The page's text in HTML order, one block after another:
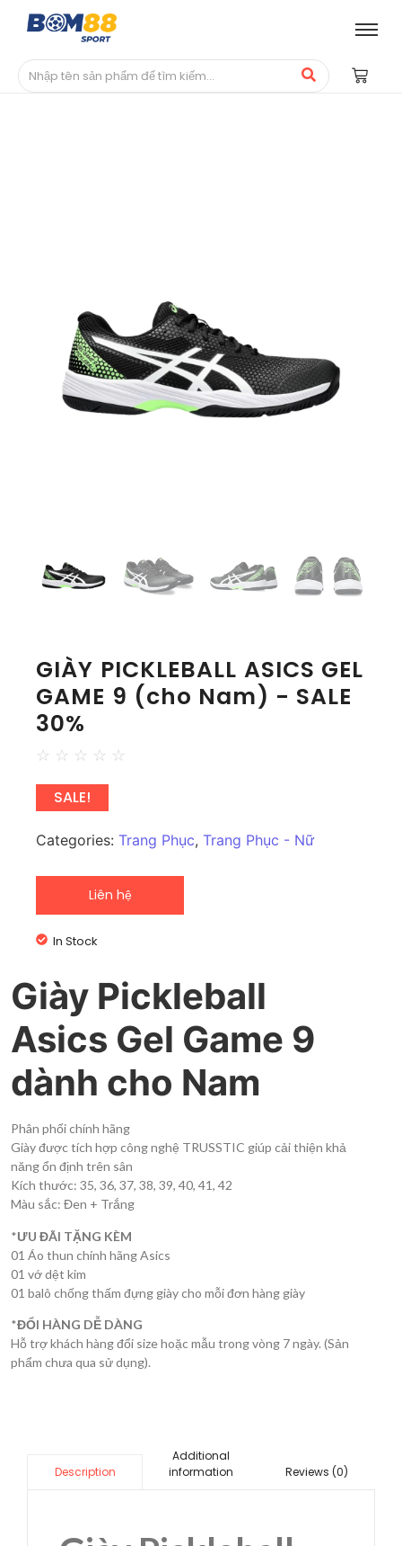
GIÀY PICKLEBALL ASICS GEL
GAME 9 (cho Nam) - SALE
30%
☆ ☆ ☆ ☆ ☆
SALE!
Categories: Trang Phục, Trang Phục - Nữ
Liên hệ
In Stock
Giày Pickleball
Asics Gel Game 9
dành cho Nam
Phân phối chính hãng
Giày được tích hợp công nghệ TRUSSTIC giúp cải thiện khả
năng ổn định trên sân
Kích thước: 35, 36, 37, 38, 39, 40, 41, 42
Màu sắc: Đen + Trắng
*ƯU ĐÃI TẶNG KÈM
01 Áo thun chính hãng Asics
01 vớ dệt kim
01 balô chống thấm đựng giày cho mỗi đơn hàng giày
*ĐỔI HÀNG DỄ DÀNG
Hỗ trợ khách hàng đổi size hoặc mẫu trong vòng 7 ngày. (Sản
phẩm chưa qua sử dụng).
Description
Additional
information
Reviews (0)